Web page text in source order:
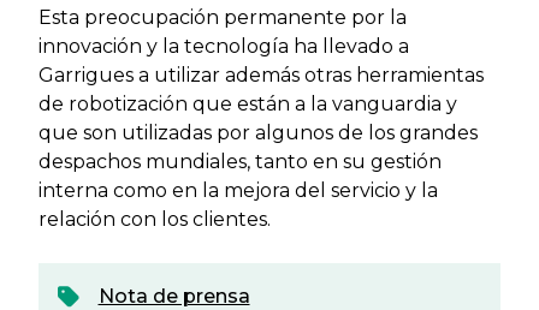
Esta preocupación permanente por la
innovación y la tecnología ha llevado a
Garrigues a utilizar además otras herramientas
de robotización que están a la vanguardia y
que son utilizadas por algunos de los grandes
despachos mundiales, tanto en su gestión
interna como en la mejora del servicio y la
relación con los clientes.
Nota de prensa